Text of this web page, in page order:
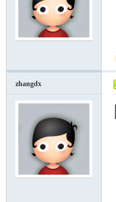
zhangdx